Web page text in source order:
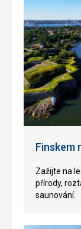
Finskem
Zažijte na
přírody,
saunování.